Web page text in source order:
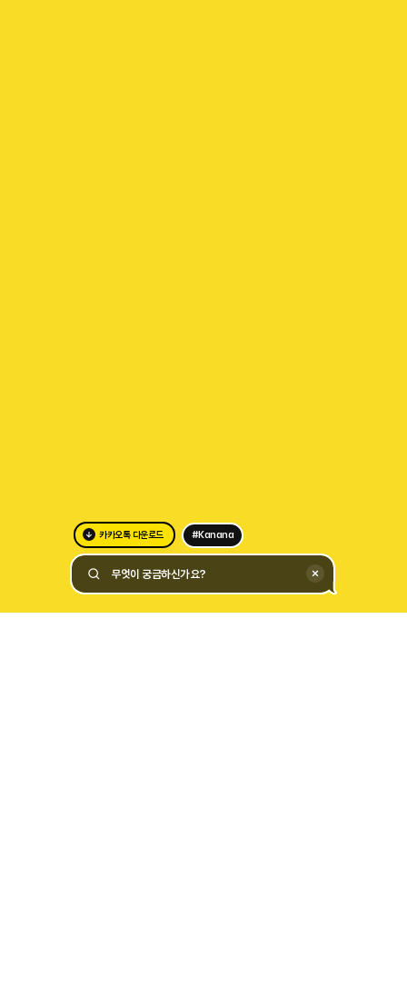
카카오톡 다운로드 #Kanana